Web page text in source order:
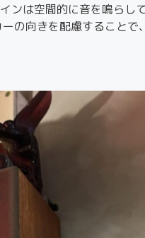
ンは空間的に音を鳴らして
の向きを配慮すること